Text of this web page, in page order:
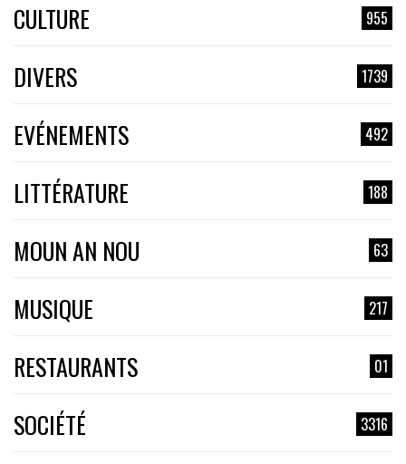
CULTURE 955
DIVERS 1739
EVÉNEMENTS 492
LITTÉRATURE 188
MOUN AN NOU 63
MUSIQUE 217
RESTAURANTS 01
SOCIÉTÉ 3316